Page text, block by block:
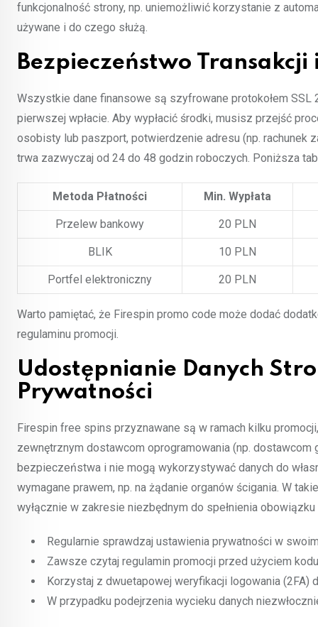
funkcjonalność strony, np. uniemożliwić korzystanie z
używane i do czego służą.
Bezpieczeństwo
Wszystkie dane finansowe są szyfrowane protokołem
pierwszej wpłacie. Aby wypłacić środki, musisz przejść
osobisty lub paszport, potwierdzenie adresu (np. rachunek
trwa zazwyczaj od 24 do 48 godzin roboczych. Poniższa
Metoda Płatności Min. Wypłata
Przelew bankowy 20 PLN
BLIK 10 PLN
Portfel elektroniczny 20 PLN
Warto pamiętać, że Firespin promo code może dodać
regulaminu promocji.
Udostępnianie Danych
Prywatności
Firespin free spins przyznawane są w ramach kilku
zewnętrznym dostawcom oprogramowania (np.
bezpieczeństwa i nie mogą wykorzystywać danych do
wymagane prawem, np. na żądanie organów ścigania. W
wyłącznie w zakresie niezbędnym do spełnienia obowiązku
Regularnie sprawdzaj ustawienia prywatności w
Zawsze czytaj regulamin promocji przed użyciem
Korzystaj z dwuetapowej weryfikacji logowania
W przypadku podejrzenia wycieku danych